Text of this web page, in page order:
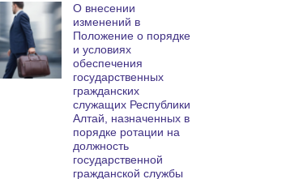
О внесении
изменений в
Положение о порядке
и условиях
обеспечения
государственных
гражданских
служащих Республики
Алтай, назначенных в
порядке ротации на
должность
государственной
гражданской службы